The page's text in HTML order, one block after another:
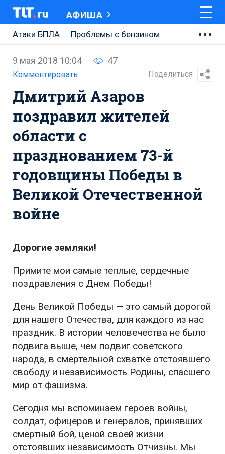
АФИША
Атаки БПЛА
Проблемы с бензином
Ремонт Центральной площади
Ремонт Обводного шоссе
Набережная Тольятти
Неделя Тольятти
9 мая 2018 10:04 47
Комментировать Поделиться
Дмитрий Азаров
поздравил жителей
области с
празднованием 73-й
годовщины Победы в
Великой Отечественной
войне
Дорогие земляки!
Примите мои самые теплые, сердечные
поздравления с Днем Победы!
День Великой Победы — это самый дорогой
для нашего Отечества, для каждого из нас
праздник. В истории человечества не было
подвига выше, чем подвиг советского
народа, в смертельной схватке отстоявшего
свободу и независимость Родины, спасшего
мир от фашизма.
Сегодня мы вспоминаем героев войны,
солдат, офицеров и генералов, принявших
смертный бой, ценой своей жизни
отстоявших независимость Отчизны. Мы